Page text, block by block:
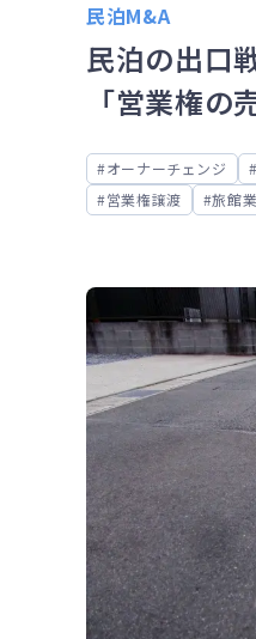
民泊M&A
民泊の出口
「営業権の
か？
オーナーチェンジ
営業権譲渡
旅館